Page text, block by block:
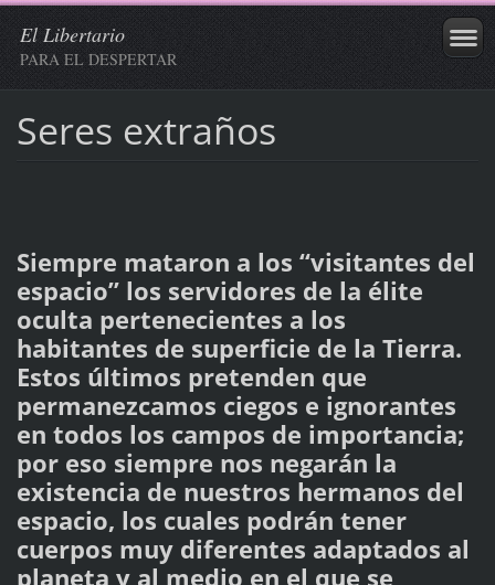
El Libertario
PARA EL DESPERTAR
Seres extraños
Siempre mataron a los “visitantes del
espacio” los servidores de la élite
oculta pertenecientes a los
habitantes de superficie de la Tierra.
Estos últimos pretenden que
permanezcamos ciegos e ignorantes
en todos los campos de importancia;
por eso siempre nos negarán la
existencia de nuestros hermanos del
espacio, los cuales podrán tener
cuerpos muy diferentes adaptados al
planeta y al medio en el que se